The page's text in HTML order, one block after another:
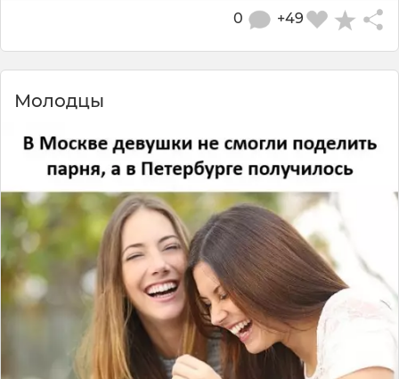
+49
0
Молодцы